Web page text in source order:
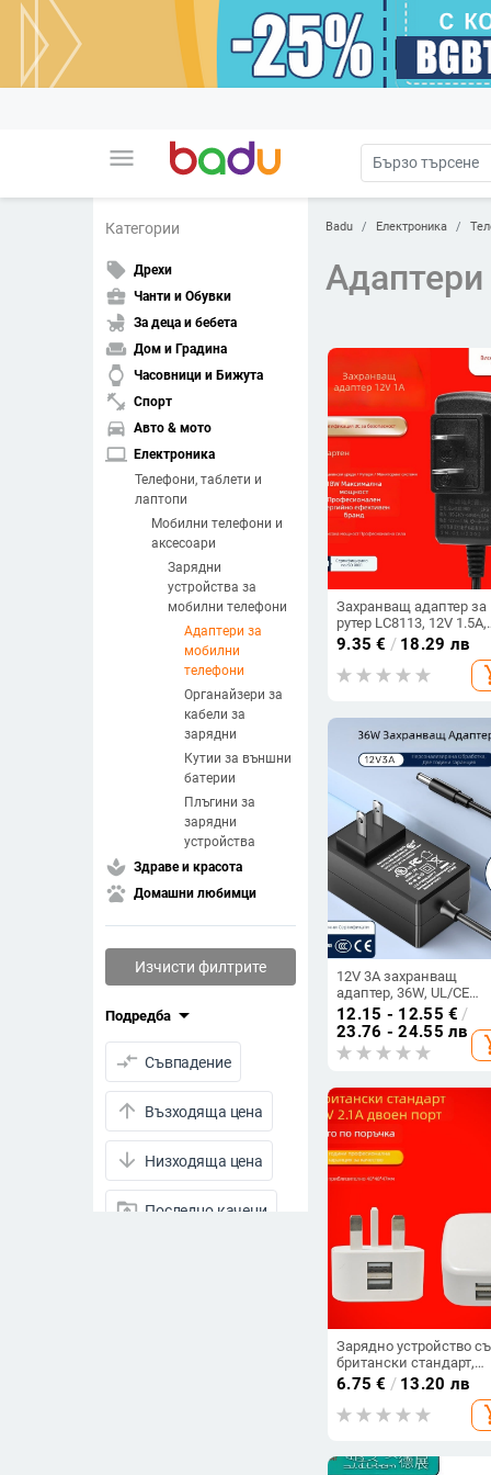
menu
Категории
local_offer Дрехи
business_center Чанти и Обувки
child_friendly За деца и бебета
weekend Дом и Градина
watch Часовници и Бижута
fitness_center Спорт
directions_car Авто & мото
laptop Електроника
Телефони, таблети и
лаптопи
Мобилни телефони и
аксесоари
Зарядни
устройства за
мобилни телефони
Адаптери за
мобилни
телефони
Органайзери за
кабели за
зарядни
Кутии за външни
батерии
Плъгини за
зарядни
устройства
spa Здраве и красота
pets Домашни любимци
Изчисти филтрите
Подредба arrow_drop_down
compare_arrows Съвпадение
arrow_upward Възходяща цена
arrow_downward Низходяща цена
drive_folder_upload Последно качени
Badu Електроника
Захранващ адаптер за
рутер LC8113, 12V 1.5A,
18W, вход 100-240V
9.35 € / 18.29 лв
12V 3A захранващ
адаптер, 36W, UL/CE
сертифициран за
видеонаблюдение,
монитори и камери
12.15 - 12.55 € /
23.76 - 24.55 лв
Зарядно устройство
британски стандарт,
двойен порт 5V2.1A,
безжично зареждане и
LED компактна
6.75 € / 13.20 лв